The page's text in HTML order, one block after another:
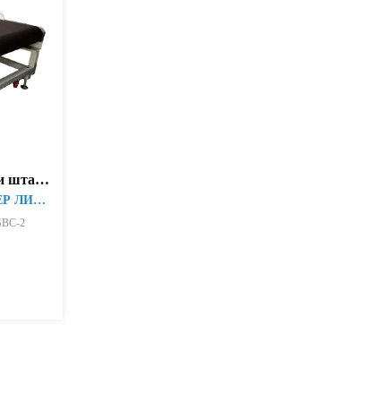
Ленточный конвейер линии штамповки
CAT:ЛЕНТОЧНЫЙ КОНВЕЙЕР ЛИНИИ ШТАМПОВКИ